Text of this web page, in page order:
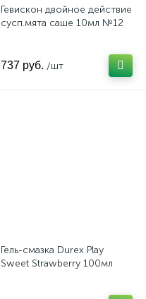
Гевискон двойное действие
сусп.мята саше 10мл №12
737 руб. /шт
Гель-смазка Durex Play
Sweet Strawberry 100мл